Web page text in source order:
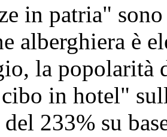
in patria"
alberghiera è
la popolarità
in hotel"
del 233% su